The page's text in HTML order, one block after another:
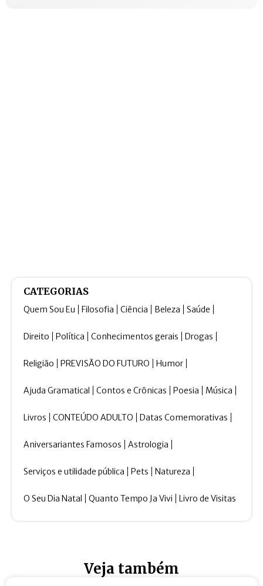
CATEGORIAS
Quem Sou Eu Filosofia Ciência Beleza Saúde
Direito Política Conhecimentos gerais Drogas
Religião PREVISÃO DO FUTURO Humor
Ajuda Gramatical Contos e Crônicas Poesia Música
Livros CONTEÚDO ADULTO Datas Comemorativas
Aniversariantes Famosos Astrologia
Serviços e utilidade pública Pets Natureza
O Seu Dia Natal Quanto Tempo Ja Vivi Livro de Visitas
Veja também